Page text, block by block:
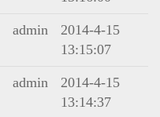
admin
2014-4-15
13:15:07
admin
2014-4-15
13:14:37